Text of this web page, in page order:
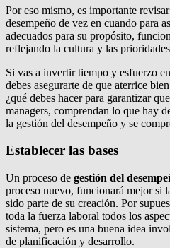
Por eso mismo, es importante
desempeño de vez en cuando para
adecuados para su propósito,
reflejando la cultura y las
Si vas a invertir tiempo y esfuerzo
debes asegurarte de que aterrice
¿qué debes hacer para garantizar
managers, comprendan lo que hay
la gestión del desempeño y se
Establecer las bases
Un proceso de gestión del
proceso nuevo, funcionará mejor si
sido parte de su creación. Por
toda la fuerza laboral todos los
sistema, pero es una buena idea
de planificación y desarrollo.